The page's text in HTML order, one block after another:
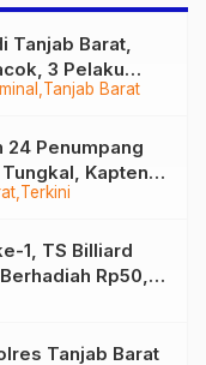
Tanjab Barat
Tanjab Barat,
3 Pelaku
Terkini
24 Penumpang
Kapten
1, TS Billiard
Rp50,8
Tanjab Barat